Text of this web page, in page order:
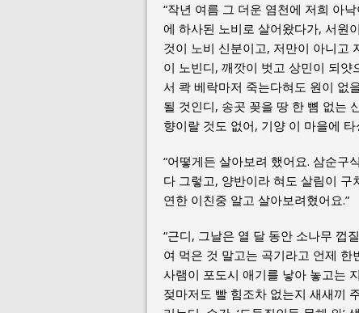
“작년 여름 그 더운 염천에 저희 아
에 하사된 노비로 살어왔다가, 서원
것이 노비 신분이고, 저만이 아니고
이 노빈디, 깨깟이 벗고 상민이 되얏
서 콱 베락마저 죽는다혀도 원이 없
될 것인디, 송곳 꽂을 땅 한 뼘 없는
향이랄 것도 없어, 기양 이 마을에
“어떻게든 살아보려 했어요. 삼순구
다 그렇고, 양반이라 혀도 살림이
연한 이친중 알고 살아보려혔어요.”
“근디, 그날은 열 달 동안 소나무 껍
여 먹은 것 말고는 곡기라고 언제
사램이 포도시 애기를 낳아 놓고는
젖마저도 빨 힘조차 없는지 새새끼